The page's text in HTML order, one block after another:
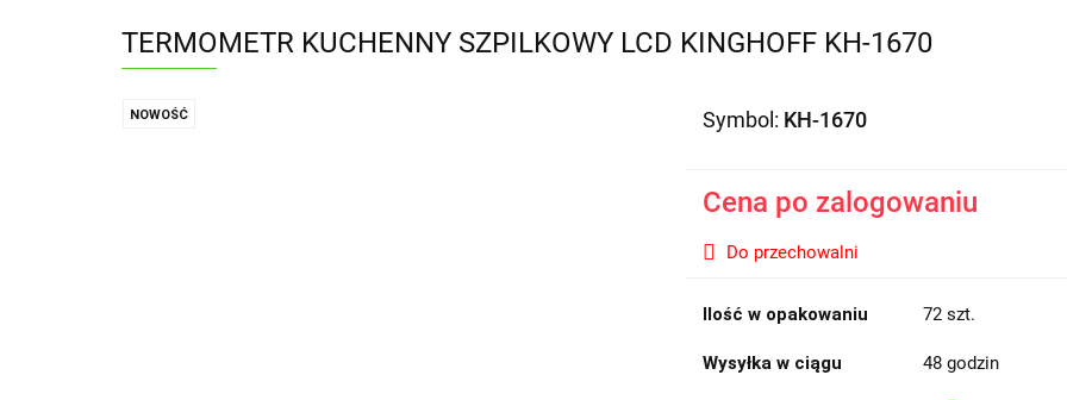
TERMOMETR KUCHENNY SZPILKOWY LCD KINGHOFF KH-1670
NOWOŚĆ Symbol: KH-1670
Cena po zalogowaniu
Do przechowalni
Ilość w opakowaniu 72 szt.
Wysyłka w ciągu 48 godzin